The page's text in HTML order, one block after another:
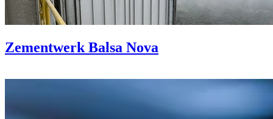
Zementwerk Balsa Nova